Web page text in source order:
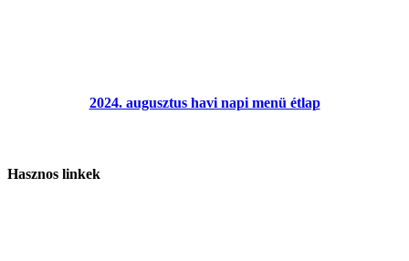
2024. augusztus havi napi menü étlap
Hasznos linkek